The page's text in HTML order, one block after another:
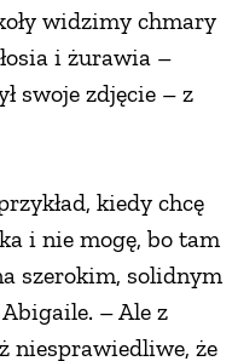
widzimy chmary
i żurawia –
swoje zdjęcie – z
kiedy chcę
i nie mogę, bo tam
szerokim, solidnym
– Ale z
niesprawiedliwe, że